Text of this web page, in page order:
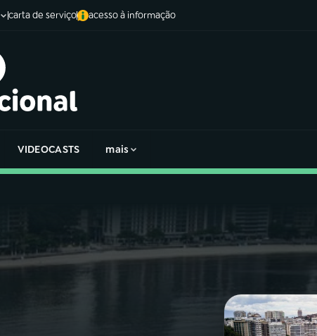
carta de serviço acesso à informação
VIDEOCASTS mais